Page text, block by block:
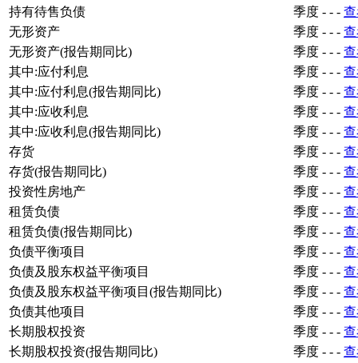
持有待售负债
季度 - - -
无形资产
季度 - - -
无形资产(报告期同比)
季度 - - -
其中:应付利息
季度 - - -
其中:应付利息(报告期同比)
季度 - - -
其中:应收利息
季度 - - -
其中:应收利息(报告期同比)
季度 - - -
存货
季度 - - -
存货(报告期同比)
季度 - - -
投资性房地产
季度 - - -
租赁负债
季度 - - -
租赁负债(报告期同比)
季度 - - -
负债平衡项目
季度 - - -
负债及股东权益平衡项目
季度 - - -
负债及股东权益平衡项目(报告期同比)
季度 - - -
负债其他项目
季度 - - -
长期股权投资
季度 - - -
长期股权投资(报告期同比)
季度 - - -